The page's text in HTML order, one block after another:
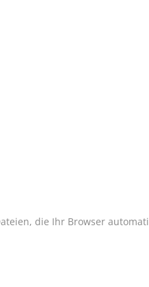
die Ihr Browser